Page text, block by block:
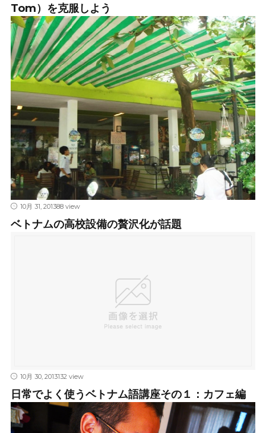
Tom）を克服しよう
10月 31, 201388 view
ベトナムの高校設備の贅沢化が話題
10月 30, 2013132 view
日常でよく使うベトナム語講座その１：カフェ編